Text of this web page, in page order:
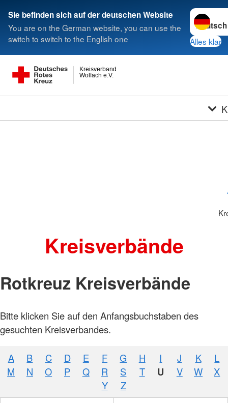
Sie befinden sich auf der deutschen Website
You are on the German website, you can use the
switch to switch to the English one
Sprache
Alles klar
Wolfach e.V.
Kreisverband
Kreisverbände
Rotkreuz Kreisverbände
Bitte klicken Sie auf den Anfangsbuchstaben des
gesuchten Kreisverbandes.
A B C D E F G H I J K
L
M
N O P Q R S T U V W
X
Y
Z